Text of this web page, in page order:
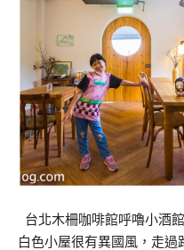
台北木柵咖啡館呼嚕小酒
白色小屋很有異國風，走